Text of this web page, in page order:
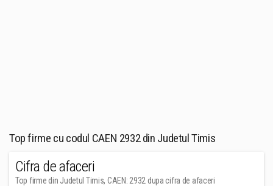
Top firme cu codul CAEN 2932 din Judetul Timis
Cifra de afaceri
Top firme din Judetul Timis, CAEN: 2932 dupa cifra de afaceri